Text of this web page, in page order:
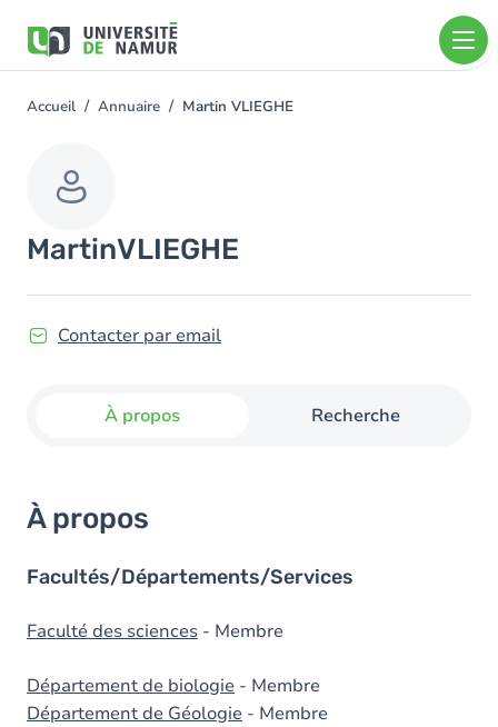
contenu
You
Accueil Annuaire Martin VLIEGHE
MartinVLIEGHE
Contacter par email
À propos Recherche
À propos
Facultés/Départements/Services
Faculté des sciences - Membre
Département de biologie - Membre
Département de Géologie - Membre